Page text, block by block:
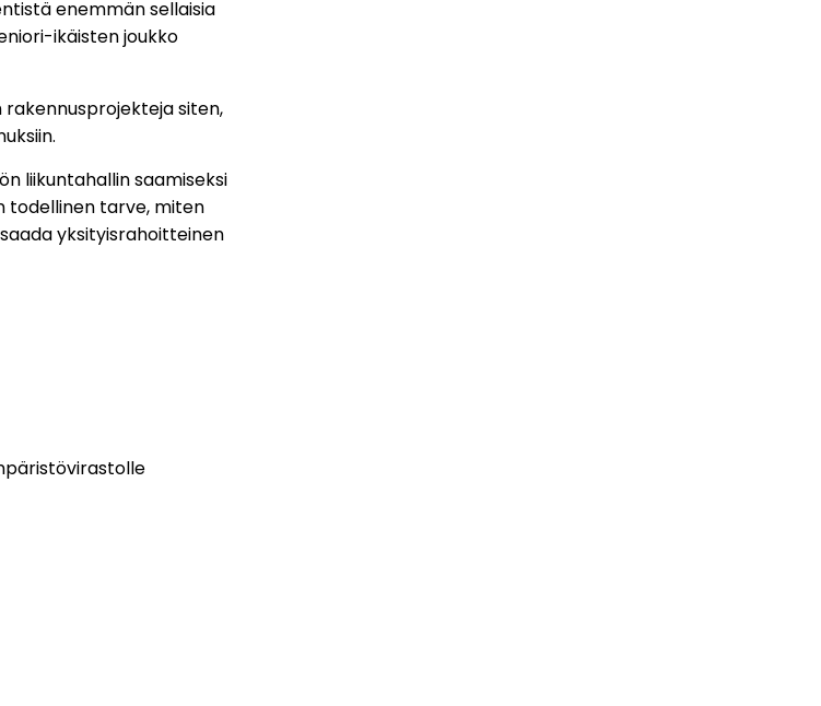
enemmän sellaisia
ikäisten joukko
rakennusprojekteja siten,
liikuntahallin saamiseksi
todellinen tarve, miten
yksityisrahoitteinen